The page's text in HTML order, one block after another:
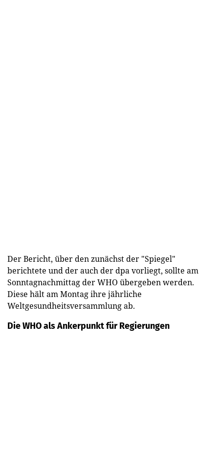
Der Bericht, über den zunächst der "Spiegel"
berichtete und der auch der dpa vorliegt, sollte am
Sonntagnachmittag der WHO übergeben werden.
Diese hält am Montag ihre jährliche
Weltgesundheitsversammlung ab.
Die WHO als Ankerpunkt für Regierungen